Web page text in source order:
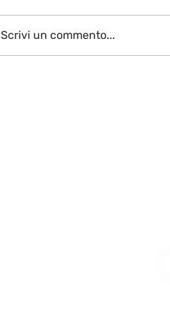
Scrivi un commento...